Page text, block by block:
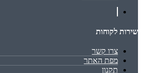
שירות לקוחות
צרו קשר
מפת האתר
תקנון